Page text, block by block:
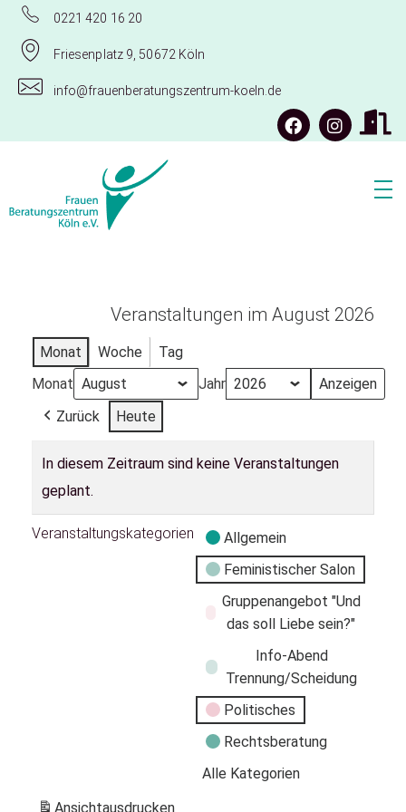
0221 420 16 20
Friesenplatz 9, 50672 Köln
info@frauenberatungszentrum-koeln.de
Veranstaltungen im August 2026
Monat Woche
Tag
Monat
Jahr
Zurück
Heute
In diesem Zeitraum sind keine Veranstaltungen
geplant.
Veranstaltungskategorien
Allgemein
Feministischer Salon
Gruppenangebot "Und
das soll Liebe sein?"
Info-Abend
Trennung/Scheidung
Politisches
Rechtsberatung
Alle Kategorien
Ansichtausdrucken